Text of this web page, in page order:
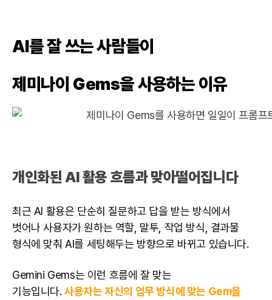
AI를 잘 쓰는 사람들이
제미나이 Gems을 사용하는 이유
개인화된 AI 활용 흐름과 맞아떨어집니다
최근 AI 활용은 단순히 질문하고 답을 받는 방식에서
벗어나 사용자가 원하는 역할, 말투, 작업 방식, 결과물
형식에 맞춰 AI를 세팅해두는 방향으로 바뀌고 있습니다.
Gemini Gems는 이런 흐름에 잘 맞는
기능입니다.사용자는 자신의 업무 방식에 맞는 Gem을